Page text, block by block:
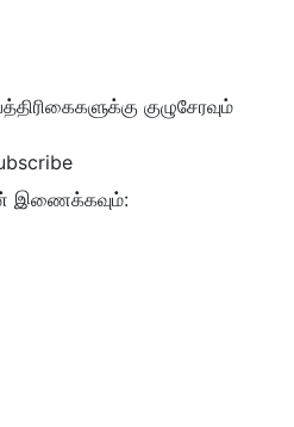
குழுசேரவும்
இணைக்கவும்: